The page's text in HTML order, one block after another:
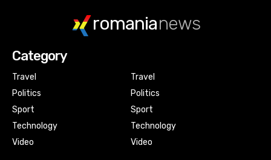
romanianews
Category
Travel
Politics
Sport
Technology
Video
Travel
Politics
Sport
Technology
Video